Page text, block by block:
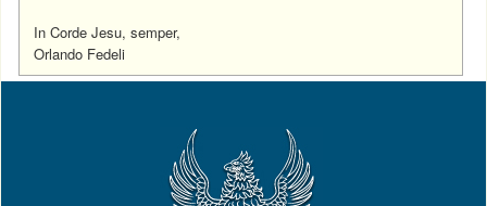
In Corde Jesu, semper,
Orlando Fedeli